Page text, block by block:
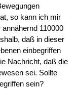
so kann ich mir
110000
daß in dieser
einbegriffen
Nachricht, daß die
sei. Sollte
sein?